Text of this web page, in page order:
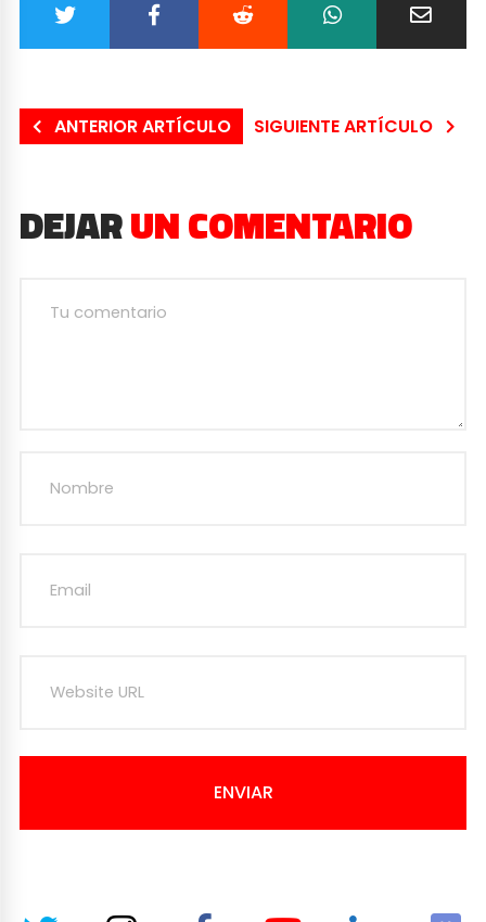
ANTERIOR ARTÍCULO SIGUIENTE ARTÍCULO
DEJARUN COMENTARIO
ENVIAR